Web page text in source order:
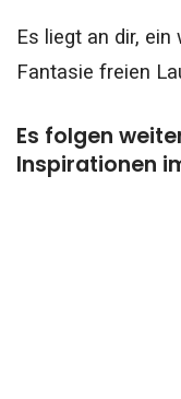
Es liegt an dir,
Fantasie freien
Es folgen
Inspirationen